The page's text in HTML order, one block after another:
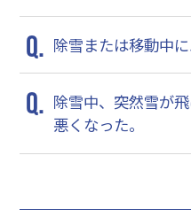
除雪または移動中
除雪中、突然雪が
悪くなった。